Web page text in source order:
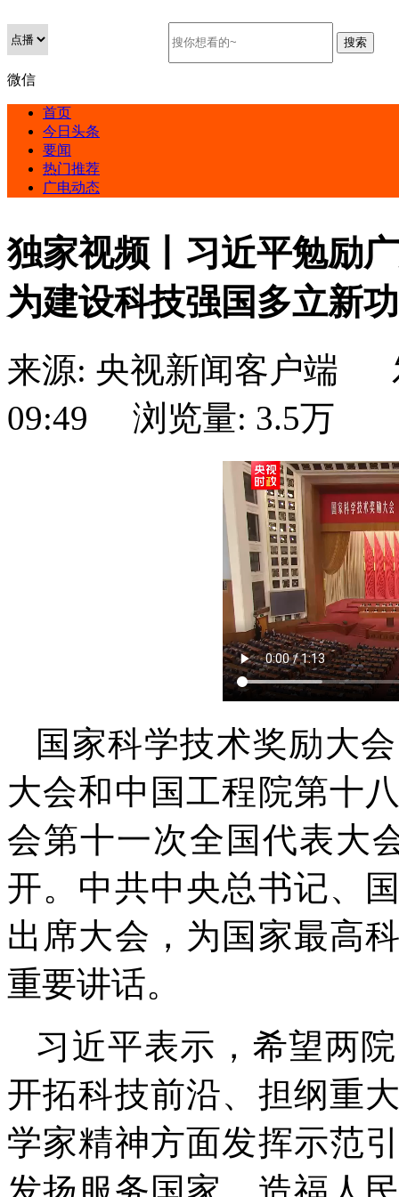
微信
首页
今日头条
要闻
热门推荐
广电动态
独家视频丨习近平勉励
为建设科技强国多立新功
来源: 央视新闻客户端
09:49
浏览量: 3.5万
国家科学技术奖励大
大会和中国工程院第十
会第十一次全国代表大
开。中共中央总书记、
出席大会，为国家最高
重要讲话。
习近平表示，希望两
开拓科技前沿、担纲重
学家精神方面发挥示范